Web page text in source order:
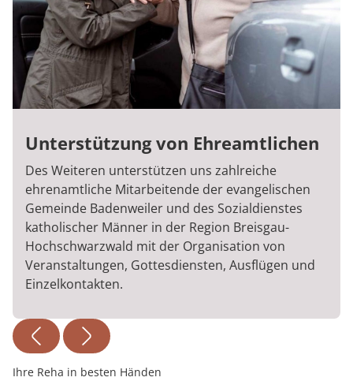
Unterstützung von Ehreamtlichen
Des Weiteren unterstützen uns zahlreiche
ehrenamtliche Mitarbeitende der evangelischen
Gemeinde Badenweiler und des Sozialdienstes
katholischer Männer in der Region Breisgau-
Hochschwarzwald mit der Organisation von
Veranstaltungen, Gottesdiensten, Ausflügen und
Einzelkontakten.
Ihre Reha in besten Händen